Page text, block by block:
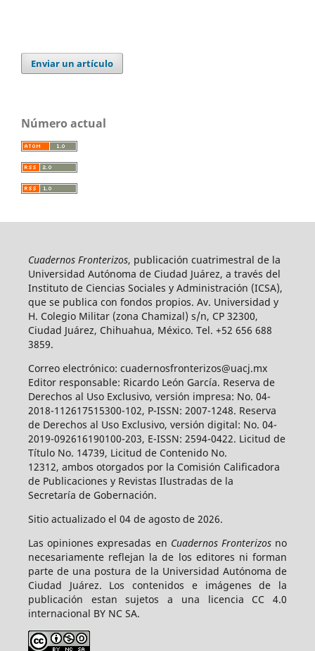
Enviar un artículo
Número actual
Cuadernos Fronterizos, publicación cuatrimestral de la
Universidad Autónoma de Ciudad Juárez, a través del
Instituto de Ciencias Sociales y Administración (ICSA),
que se publica con fondos propios. Av. Universidad y
H. Colegio Militar (zona Chamizal) s/n, CP 32300,
Ciudad Juárez, Chihuahua, México. Tel. +52 656 688
3859.
Correo electrónico: cuadernosfronterizos@uacj.mx
Editor responsable: Ricardo León García. Reserva de
Derechos al Uso Exclusivo, versión impresa: No. 04-
2018-112617515300-102, P-ISSN: 2007-1248. Reserva
de Derechos al Uso Exclusivo, versión digital: No. 04-
2019-092616190100-203, E-ISSN: 2594-0422. Licitud de
Título No. 14739, Licitud de Contenido No.
12312, ambos otorgados por la Comisión Calificadora
de Publicaciones y Revistas Ilustradas de la
Secretaría de Gobernación.
Sitio actualizado el 04 de agosto de 2026.
Las opiniones expresadas en Cuadernos Fronterizosno
necesariamente reflejan la de los editores ni forman
parte de una postura de la Universidad Autónoma de
Ciudad Juárez. Los contenidos e imágenes de la
publicación estan sujetos a una licencia CC 4.0
internacional BY NC SA.